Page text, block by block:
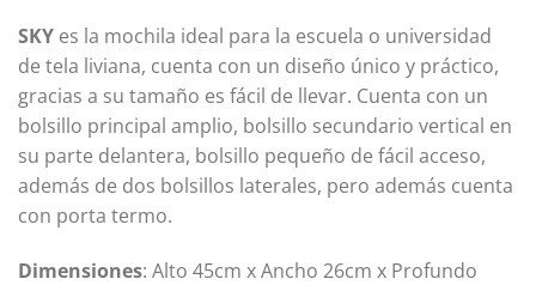
SKY es la mochila ideal para la escuela o universidad
de tela liviana, cuenta con un diseño único y práctico,
gracias a su tamaño es fácil de llevar. Cuenta con un
bolsillo principal amplio, bolsillo secundario vertical en
su parte delantera, bolsillo pequeño de fácil acceso,
además de dos bolsillos laterales, pero además cuenta
con porta termo.
Dimensiones: Alto 45cm x Ancho 26cm x Profundo